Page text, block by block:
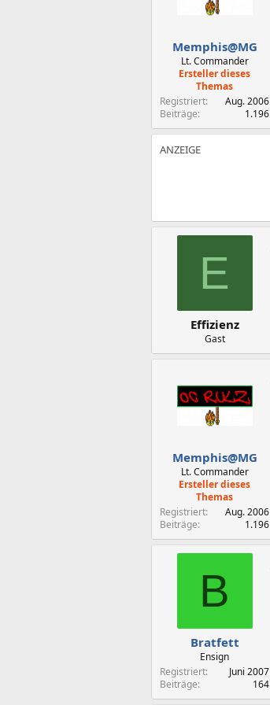
Memphis@MG
Lt. Commander
Ersteller dieses
Themas
Registriert
Aug. 2006
Beiträge
1.196
E
Effizienz
Gast
Memphis@MG
Lt. Commander
Ersteller dieses
Themas
Registriert
Aug. 2006
Beiträge
1.196
B
Bratfett
Ensign
Registriert
Juni 2007
Beiträge
164